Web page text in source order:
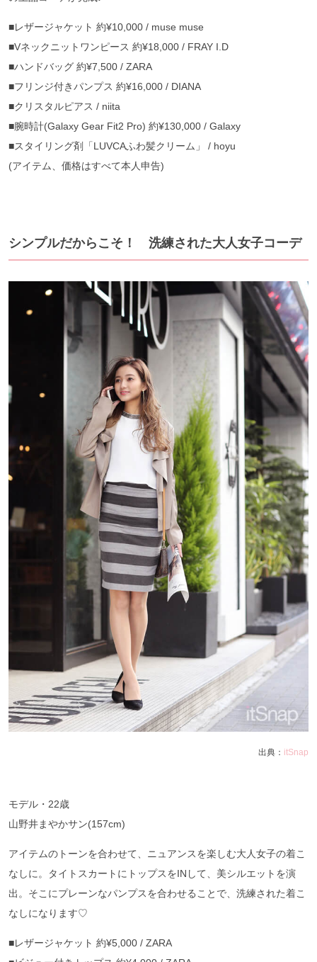
■レザージャケット 約¥10,000 / muse muse
■Vネックニットワンピース 約¥18,000 / FRAY I.D
■ハンドバッグ 約¥7,500 / ZARA
■フリンジ付きパンプス 約¥16,000 / DIANA
■クリスタルピアス / niita
■腕時計(Galaxy Gear Fit2 Pro) 約¥130,000 / Galaxy
■スタイリング剤「LUVCAふわ髪クリーム」 / hoyu
(アイテム、価格はすべて本人申告)
シンプルだからこそ！ 洗練された大人女子コーデ
出典： itSnap
モデル・22歳
山野井まやかサン(157cm)
アイテムのトーンを合わせて、ニュアンスを楽しむ大人女子の着こ
なしに。タイトスカートにトップスをINして、美シルエットを演
出。そこにプレーンなパンプスを合わせることで、洗練された着こ
なしになります♡
■レザージャケット 約¥5,000 / ZARA